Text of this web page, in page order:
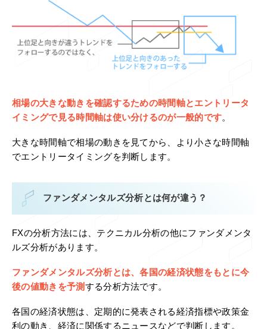
相場の大きな動きを確認するための時間軸とエントリータ
イミングで見る時間軸は使い分けるのが一般的です。
大きな時間軸で相場の動きを見てから、より小さな時間軸
でエントリータイミングを判断します。
ファンダメンタルズ分析とは何が違う？
FXの分析方法には、テクニカル分析の他にファンダメンタ
ルズ分析があります。
ファンダメンタルズ分析とは、各国の経済状態をもとに今
後の値動きを予測する分析方法です。
各国の経済状態は、定期的に発表される経済指標や政策金
利の動き、経済に関係するニュースなどで判断します。